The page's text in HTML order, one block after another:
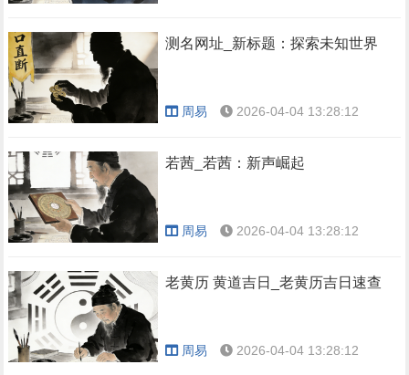
测名网址_新标题：探索未知世界
周易 2026-04-04 13:28:12
若茜_若茜：新声崛起
周易 2026-04-04 13:28:12
老黄历 黄道吉日_老黄历吉日速查
周易 2026-04-04 13:28:12